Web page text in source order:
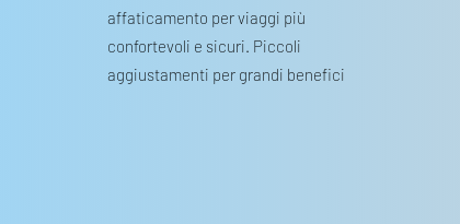
affaticamento per viaggi più
confortevoli e sicuri. Piccoli
aggiustamenti per grandi benefici